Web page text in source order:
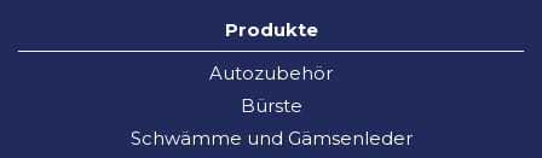
Produkte
Autozubehör
Bürste
Schwämme und Gämsenleder